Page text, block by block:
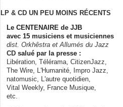
LP & CD UN PEU MOINS RÉCENTS
Le CENTENAIRE de JJB
avec 15 musiciens et musiciennes
dist. Orkhêstra et Allumés du Jazz
CD salué par la presse :
Libération, Télérama, CitizenJazz,
The Wire, L'Humanité, Impro Jazz,
natomusic, L'autre quotidien,
Vital Weekly, France Musique,
etc.